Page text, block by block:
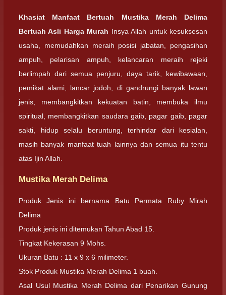
Khasiat Manfaat Bertuah Mustika Merah Delima
Bertuah Asli Harga Murah Insya Allah untuk kesuksesan
usaha, memudahkan meraih posisi jabatan, pengasihan
ampuh, pelarisan ampuh, kelancaran meraih rejeki
berlimpah dari semua penjuru, daya tarik, kewibawaan,
pemikat alami, lancar jodoh, di gandrungi banyak lawan
jenis, membangkitkan kekuatan batin, membuka ilmu
spiritual, membangkitkan saudara gaib, pagar gaib, pagar
sakti, hidup selalu beruntung, terhindar dari kesialan,
masih banyak manfaat tuah lainnya dan semua itu tentu
atas Ijin Allah.
Mustika Merah Delima
Produk Jenis ini bernama Batu Permata Ruby Mirah
Delima
Produk jenis ini ditemukan Tahun Abad 15.
Tingkat Kekerasan 9 Mohs.
Ukuran Batu : 11 x 9 x 6 milimeter.
Stok Produk Mustika Merah Delima 1 buah.
Asal Usul Mustika Merah Delima dari Penarikan Gunung